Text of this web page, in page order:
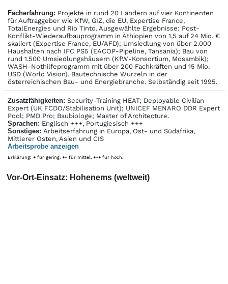
Facher­fahrung: Projekte in rund 20 Ländern auf vier Kontinenten
für Auftraggeber wie KfW, GIZ, die EU, Expertise France,
TotalEnergies und Rio Tinto. Ausgewählte Ergebnisse: Post-
Konflikt-Wiederaufbauprogramm in Äthiopien von 1,5 auf 24 Mio. €
skaliert (Expertise France, EU/AFD); Umsiedlung von über 2.000
Haushalten nach IFC PS5 (EACOP-Pipeline, Tansania); Bau von
rund 1.500 Umsiedlungshäusern (KfW-Konsortium, Mosambik);
WASH-Nothilfeprogramm mit über 200 Fachkräften und 15 Mio.
USD (World Vision). Bautechnische Wurzeln in der
österreichischen Bau- und Energiebranche. Selbständig seit 1995.
Zusatzfähigkeiten: Security-Training HEAT; Deployable Civilian
Expert (UK FCDO/Stabilisation Unit); UNICEF MENARO DDR Expert
Pool; PMD Pro; Baubiologe; Master of Architecture.
Sprachen: Englisch +++, Portugiesisch +++
Sonstiges: Arbeitserfahrung in Europa, Ost- und Südafrika,
Mittlerer Osten, Asien und CIS
Arbeitsprobe anzeigen
Erklärung: + für gering, ++ für mittel, +++ für hoch.
Vor-Ort-Einsatz: Hohenems (weltweit)